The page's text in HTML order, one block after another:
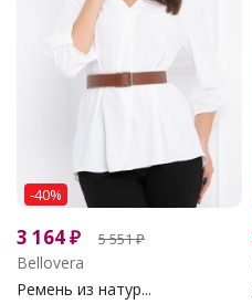
-40%
3 164₽ 5 551₽
Bellovera
Ремень из натур...